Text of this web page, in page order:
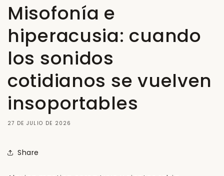
Misofonía e
hiperacusia: cuando
los sonidos
cotidianos se vuelven
insoportables
27 DE JULIO DE 2026
Share